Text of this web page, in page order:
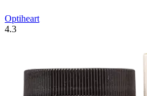
Optiheart
4.3